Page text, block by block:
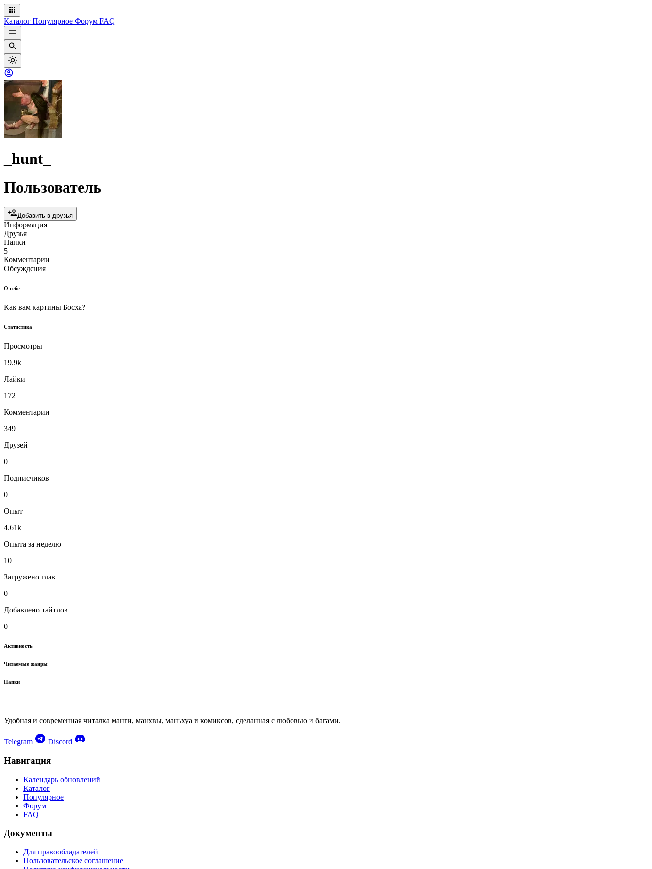
Каталог Популярное Форум FAQ
_hunt_
Пользователь
Добавить в друзья
Информация
Друзья
Папки
5
Комментарии
Обсуждения
О себе
Как вам картины Босха?
Статистика
Просмотры
19.9k
Лайки
172
Комментарии
349
Друзей
0
Подписчиков
0
Опыт
4.61k
Опыта за неделю
10
Загружено глав
0
Добавлено тайтлов
0
Активность
Читаемые жанры
Папки
Удобная и современная читалка манги, манхвы, маньхуа и комиксов, сделанная с любовью и багами.
Telegram Discord
Навигация
Календарь обновлений
Каталог
Популярное
Форум
FAQ
Документы
Для правообладателей
Пользовательское соглашение